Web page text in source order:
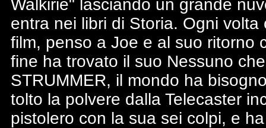
Walkirie" lasciando un grande
entra nei libri di Storia. Ogni
film, penso a Joe e al suo ritorno
fine ha trovato il suo Nessuno
STRUMMER, il mondo ha
tolto la polvere dalla Telecaster
pistolero con la sua sei colpi, e